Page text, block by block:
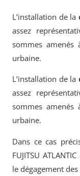
L’installation de la
assez
sommes amenés
urbaine.
L’installation de la
assez
sommes amenés
urbaine.
Dans ce cas
FUJITSU
le dégagement